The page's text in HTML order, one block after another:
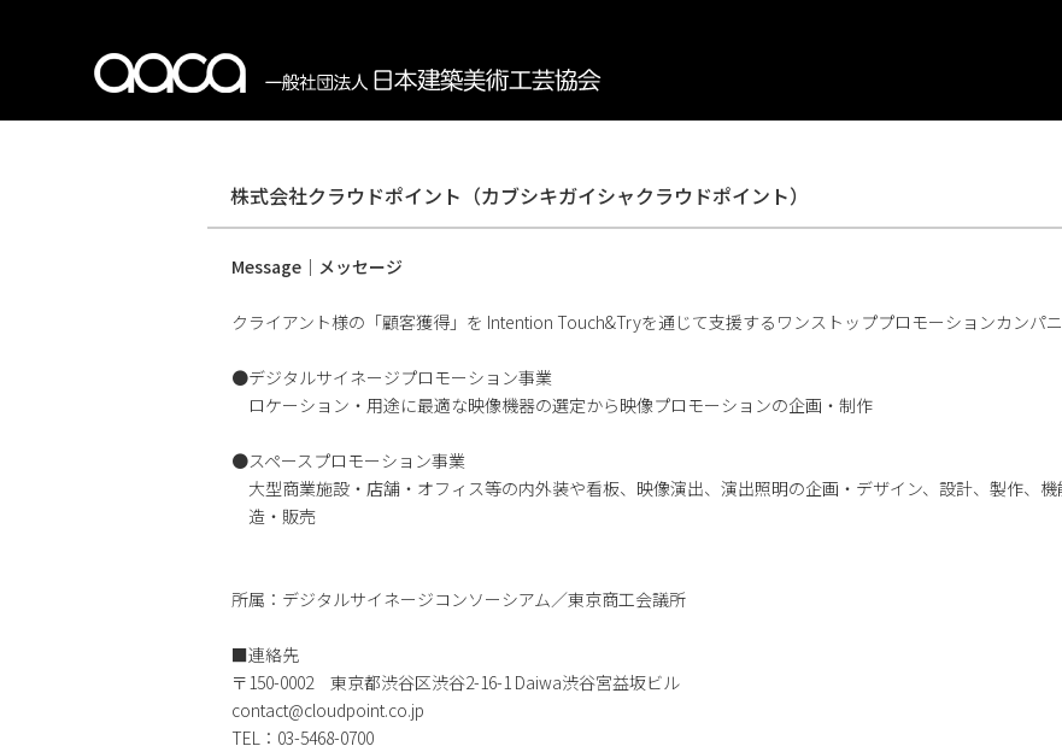
株式会社クラウドポイント（カブシキガイシャクラウドポイント）
Message｜メッセージ
クライアント様の「顧客獲得」を Intention Touch&Tryを通じて支援するワンストッププロモーションカンパニ
●デジタルサイネージプロモーション事業
ロケーション・用途に最適な映像機器の選定から映像プロモーションの企画・制作
●スペースプロモーション事業
大型商業施設・店舗・オフィス等の内外装や看板、映像演出、演出照明の企画・デザイン、設計、製作、
造・販売
所属：デジタルサイネージコンソーシアム／東京商工会議所
■連絡先
〒150-0002 東京都渋谷区渋谷2-16-1 Daiwa渋谷宮益坂ビル
contact@cloudpoint.co.jp
TEL：03-5468-0700